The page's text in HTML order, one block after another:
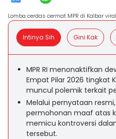
Lomba cerdas cermat MPR di Kalbar
Intinya Sih Gini Kak
MPR RI menonaktifkan
Empat Pilar 2026 tingkat
muncul polemik terkait
Melalui pernyataan
permohonan maaf atas
memicu kontroversi
tersebut.